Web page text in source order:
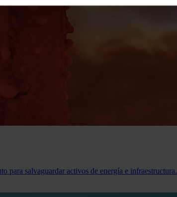
para salvaguardar activos de energía e infraestructura.